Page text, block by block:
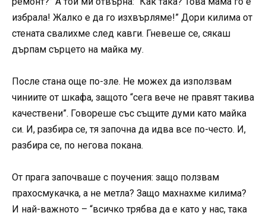
избрала! Жалко е да го изхвърляме!” Дори килима от
стената свалихме след кавги. Гневеше се, сякаш
дърпам сърцето на майка му.
После стана още по-зле. Не можех да използвам
чиниите от шкафа, защото “сега вече не правят такива
качествени”. Говореше със същите думи като майка
си. И, разбира се, тя започна да идва все по-често. И,
разбира се, по негова покана.
От прага започваше с поучения: защо ползвам
прахосмукачка, а не метла? Защо махнахме килима?
И най-важното – “всичко трябва да е като у нас, така